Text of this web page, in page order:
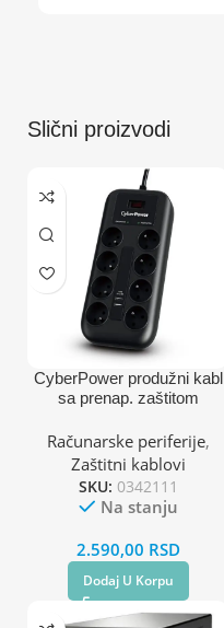
Slični proizvodi
CyberPower produžni kabl
sa prenap. zaštitom
Računarske periferije,
Zaštitni kablovi
SKU: 0342111
Na stanju
2.590,00 RSD
Dodaj U Korpu